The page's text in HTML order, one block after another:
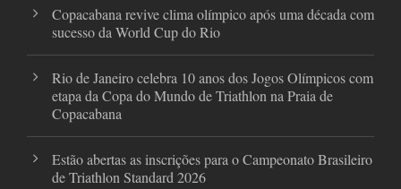
Copacabana revive clima olímpico após uma década com
sucesso da World Cup do Rio
Rio de Janeiro celebra 10 anos dos Jogos Olímpicos com
etapa da Copa do Mundo de Triathlon na Praia de
Copacabana
Estão abertas as inscrições para o Campeonato Brasileiro
de Triathlon Standard 2026